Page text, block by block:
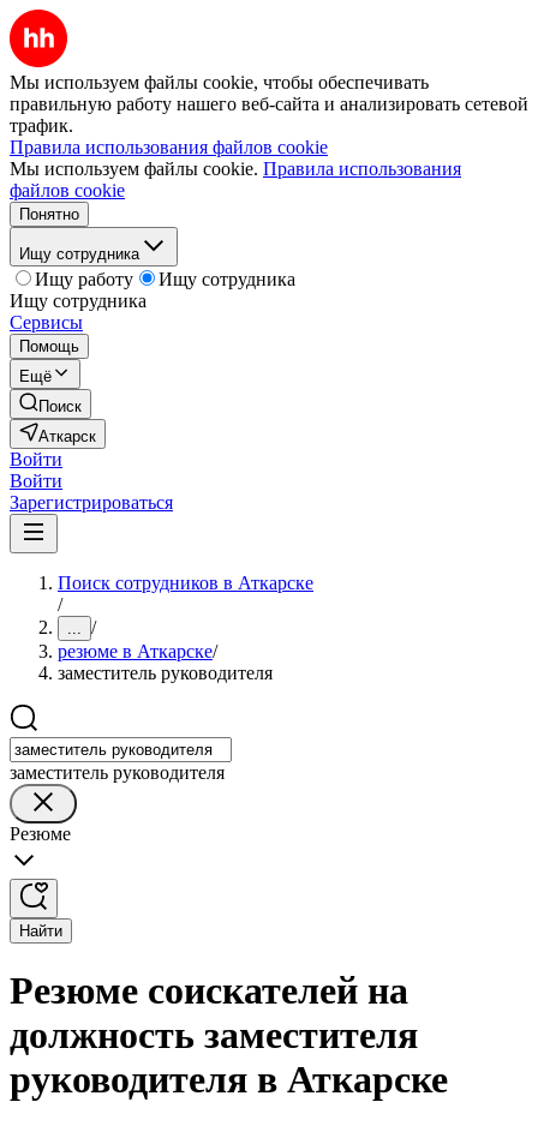
Мы используем файлы cookie, чтобы обеспечивать
правильную работу нашего веб-сайта и анализировать сетевой
трафик.
Правила использования файлов cookie
Мы используем файлы cookie. Правила использования
файлов cookie
Понятно
Ищу сотрудника
Ищу работу
Ищу сотрудника
Ищу сотрудника
Сервисы
Помощь
Ещё
Поиск
Аткарск
Войти
Войти
Зарегистрироваться
Поиск сотрудников в Аткарске
/
... /
резюме в Аткарске/
заместитель руководителя
заместитель руководителя
Резюме
Найти
Резюме соискателей на
должность заместителя
руководителя в Аткарске